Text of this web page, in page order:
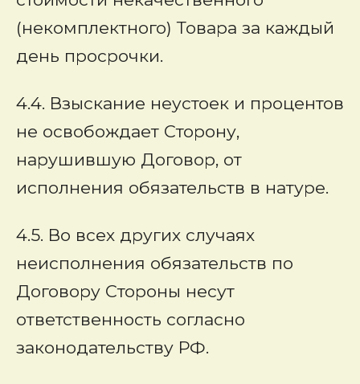
(некомплектного) Товара за каждый
день просрочки.
4.4. Взыскание неустоек и процентов
не освобождает Сторону,
нарушившую Договор, от
исполнения обязательств в натуре.
4.5. Во всех других случаях
неисполнения обязательств по
Договору Стороны несут
ответственность согласно
законодательству РФ.